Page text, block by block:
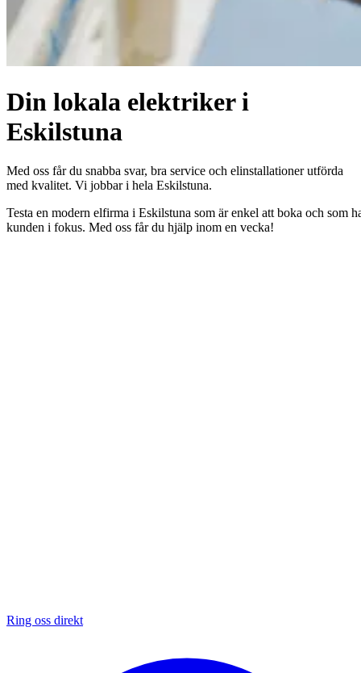
Din lokala elektriker i
Eskilstuna
Med oss får du snabba svar, bra service och elinstallationer utförda
med kvalitet. Vi jobbar i hela Eskilstuna.
Testa en modern elfirma i Eskilstuna som är enkel att boka och som
kunden i fokus. Med oss får du hjälp inom en vecka!
Ring oss direkt